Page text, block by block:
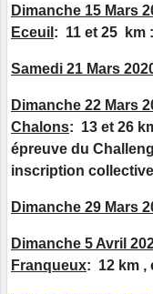
Dimanche 15 Mars
Eceuil : 11 et 25 km
Samedi 21 Mars
Dimanche 22 Mars
Chalons: 13 et 26
épreuve du
inscription
Dimanche 29 Mars
Dimanche 5 Avril
Franqueux: 12 km ,